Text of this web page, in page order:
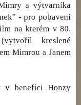
a výtvarníka
- pro pobavení
na kterém v 80.
kreslené
Mimrou a Janem
v benefici Honzy